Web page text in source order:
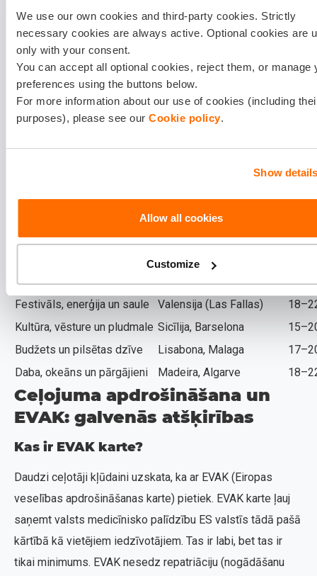
We use our own cookies and third-party cookies. Strictly
necessary cookies are always active. Optional cookies are
only with your consent.
You can accept all optional cookies, reject them, or manage
preferences using the buttons below.
For more information about our use of cookies (including
purposes), please see our Cookie policy.
Show
Allow all cookies
Customize
Kaboverde (Āfrika)
Temperatūra martā:~24–26 °C
Ja vēlies stabilu siltumu un patiesu vasaru, dodies uz
Kaboverdi. Šeit tevi gaida plašas pludmales, silts okeāns
un mierīga, eksotiska atpūta. Kaboverde ir izcila vieta
ūdens sportam, tādēļ šis galamērķis ir kļuvisļoti populārs,
Kādu galamērķi izvēlēties?
Praktiskie padomi
Ieteicamais galamērķis
Lielākais siltums un saule
Kaboverde, Kanāriju salas
Festivāls, enerģija un saule
Valensija (Las Fallas)
Kultūra, vēsture un pludmale Sicīlija, Barselona
Budžets un pilsētas dzīve
Lisabona, Malaga
Daba, okeāns un pārgājieni
Madeira, Algarve
Ceļojuma apdrošināšana un
EVAK: galvenās atšķirības
Kas ir EVAK karte?
Daudzi ceļotāji kļūdaini uzskata, ka ar EVAK (Eiropas
veselības apdrošināšanas karte) pietiek. EVAK karte ļauj
saņemt valsts medicīnisko palīdzību ES valstīs tādā pašā
kārtībā kā vietējiem iedzīvotājiem. Tas ir labi, bet tas ir
tikai minimums. EVAK nesedz repatriāciju (nogādāšanu